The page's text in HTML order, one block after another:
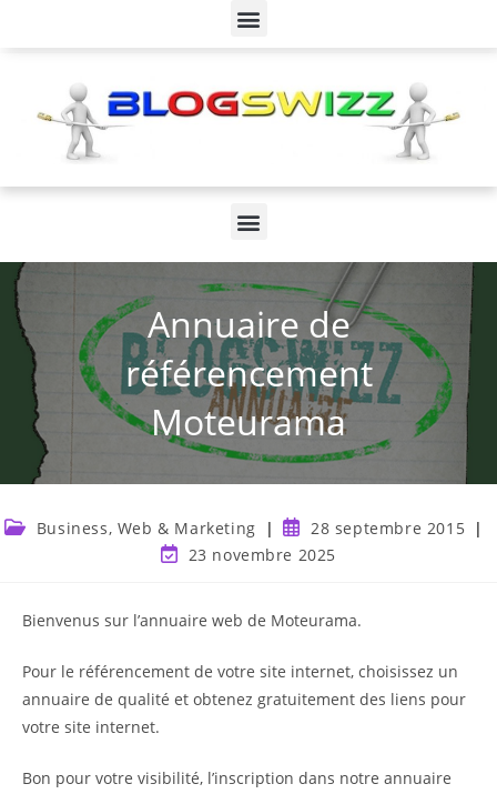
Annuaire de
référencement
Moteurama
Business, Web & Marketing
28 septembre 2015
23 novembre 2025
Bienvenus sur l’annuaire web de Moteurama.
Pour le référencement de votre site internet, choisissez un
annuaire de qualité et obtenez gratuitement des liens pour
votre site internet.
Bon pour votre visibilité, l’inscription dans notre annuaire